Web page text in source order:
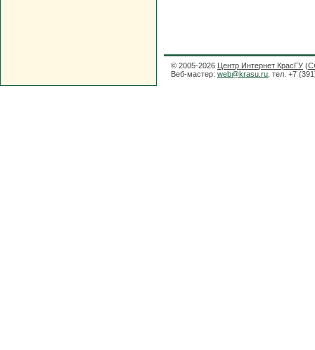
© 2005-2026 Центр Интернет КрасГУ (
Веб-мастер: web@krasu.ru, тел. +7